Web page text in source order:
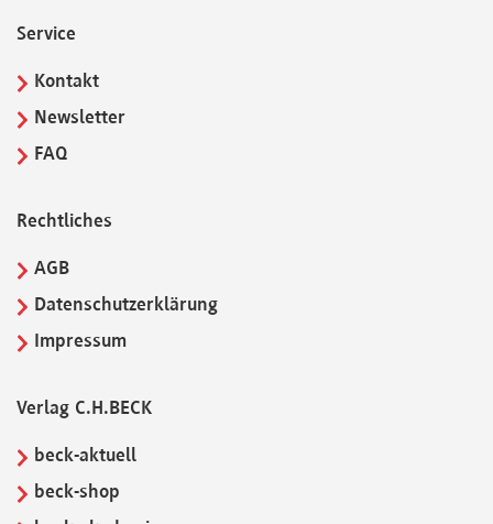
Service
Kontakt
Newsletter
FAQ
Rechtliches
AGB
Datenschutzerklärung
Impressum
Verlag C.H.BECK
beck-aktuell
beck-shop